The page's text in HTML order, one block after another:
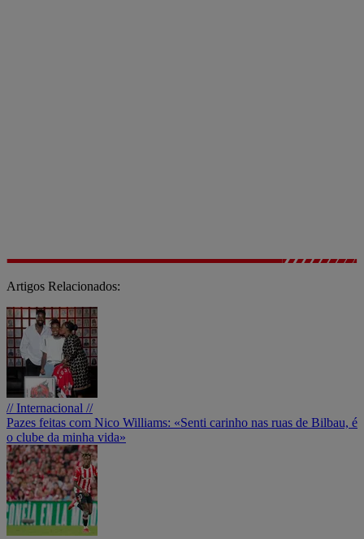
Artigos Relacionados:
// Internacional //
Pazes feitas com Nico Williams: «Senti carinho nas ruas de Bilbau, é
o clube da minha vida»